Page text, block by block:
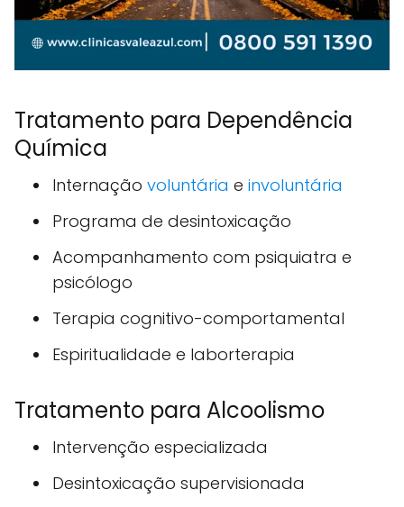
Tratamento para Dependência
Química
Internação voluntária e involuntária
Programa de desintoxicação
Acompanhamento com psiquiatra e
psicólogo
Terapia cognitivo-comportamental
Espiritualidade e laborterapia
Tratamento para Alcoolismo
Intervenção especializada
Desintoxicação supervisionada